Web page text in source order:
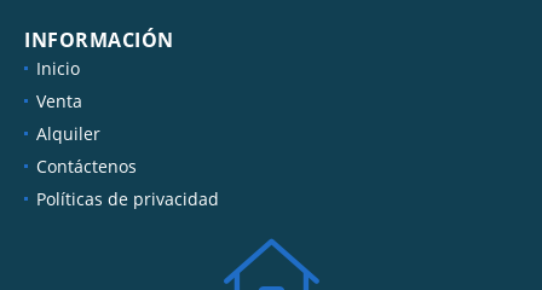
INFORMACIÓN
Inicio
Venta
Alquiler
Contáctenos
Políticas de privacidad